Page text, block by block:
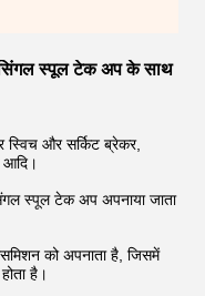
सिंगल स्पूल टेक अप के साथ
स्विच और सर्किट ब्रेकर,
आदि।
स्पूल टेक अप अपनाया जाता
को अपनाता है, जिसमें
है।